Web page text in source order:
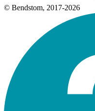
© Bendstom, 2017-2026